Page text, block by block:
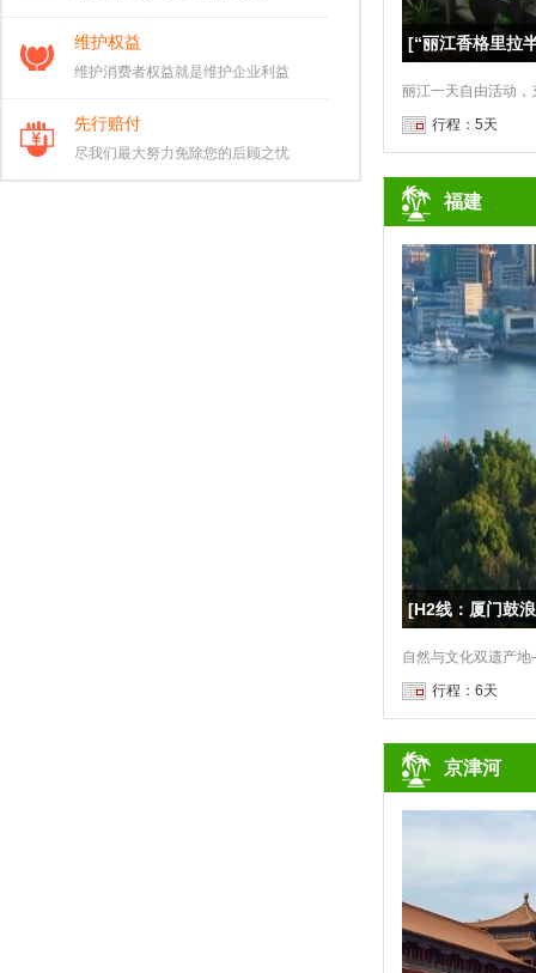
维护权益
维护消费者权益就是维护企业利益
先行赔付
尽我们最大努力免除您的后顾之忧
[“丽江香格里拉
行程：5天
福建
自然与文化双遗产
行程：6天
京津河